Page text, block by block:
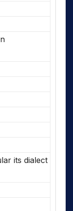
its dialect